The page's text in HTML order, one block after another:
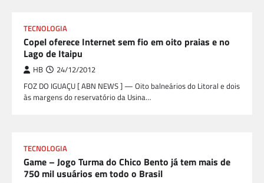
TECNOLOGIA
Copel oferece Internet sem fio em oito praias e no
Lago de Itaipu
HB 24/12/2012
FOZ DO IGUAÇU [ ABN NEWS ] — Oito balneários do Litoral e dois
às margens do reservatório da Usina…
TECNOLOGIA
Game – Jogo Turma do Chico Bento já tem mais de
750 mil usuários em todo o Brasil